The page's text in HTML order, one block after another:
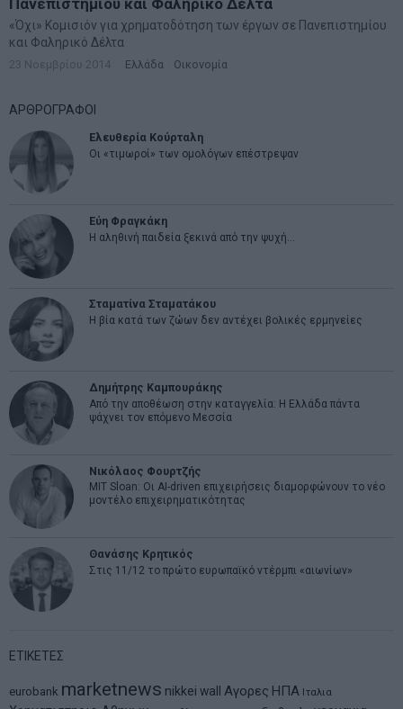
Πανεπιστημίου και Φαληρικό Δέλτα
«Όχι» Κομισιόν για χρηματοδότηση των έργων σε Πανεπιστημίου
και Φαληρικό Δέλτα
23 Νοεμβρίου 2014 Ελλάδα Οικονομία
ΑΡΘΡΟΓΡΑΦΟΙ
Ελευθερία Κούρταλη
Οι «τιμωροί» των ομολόγων επέστρεψαν
Εύη Φραγκάκη
Η αληθινή παιδεία ξεκινά από την ψυχή…
Σταματίνα Σταματάκου
Η βία κατά των ζώων δεν αντέχει βολικές ερμηνείες
Δημήτρης Καμπουράκης
Από την αποθέωση στην καταγγελία: Η Ελλάδα πάντα
ψάχνει τον επόμενο Μεσσία
Νικόλαος Φουρτζής
MIT Sloan: Οι AI-driven επιχειρήσεις διαμορφώνουν το νέο
μοντέλο επιχειρηματικότητας
Θανάσης Κρητικός
Στις 11/12 το πρώτο ευρωπαϊκό ντέρμπι «αιωνίων»
ΕΤΙΚΕΤΕΣ
eurobank marketnews nikkei wall Αγορες ΗΠΑ Ιταλια